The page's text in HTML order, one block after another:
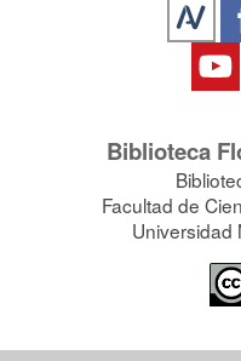
Biblioteca
Facultad de
Universidad